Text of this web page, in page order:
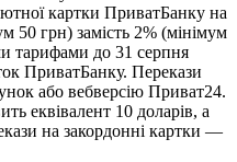
картки ПриватБанку на
50 грн) замість 2% (мінімум
тарифами до 31 серпня
ПриватБанку. Перекази
або вебверсію Приват24.
еквівалент 10 доларів, а
на закордонні картки —